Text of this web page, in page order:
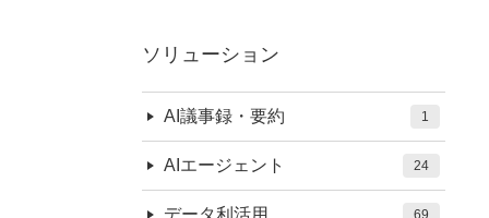
ソリューション
AI議事録・要約 1
AIエージェント 24